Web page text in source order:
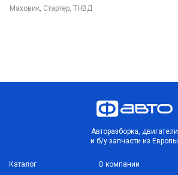
Маховик, Стартер, ТНВД
Авторазборка, двигатели
и б/у запчасти из Европы
Каталог
О компании